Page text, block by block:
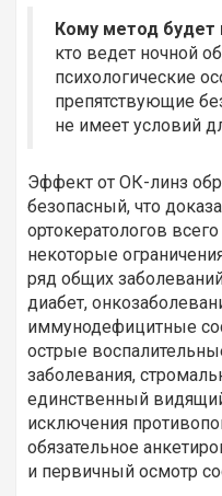
Кому метод будет
кто ведет ночной
психологические
препятствующие
не имеет условий
Эффект от ОК-линз
безопасный, что
ортокератологов
некоторые
ряд общих
диабет,
иммунодефицитные
острые
заболевания,
единственный
исключения
обязательное
и первичный осмотр